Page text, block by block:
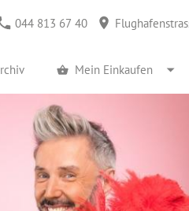
044 813 67 40
Mein Einkaufen